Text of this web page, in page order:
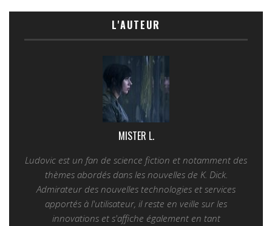
L'AUTEUR
MISTER L.
Ludovic est un fan de science fiction et notamment des
thèmes abordés dans les nouvelles de K. Dick.
Admirateur des nouvelles technologies et services
apportés à l'utilisateur, il reste en veille sur les
innovations et s'affiche également en tant